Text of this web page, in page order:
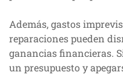
Además, gastos
reparaciones pueden
ganancias financieras.
un presupuesto y